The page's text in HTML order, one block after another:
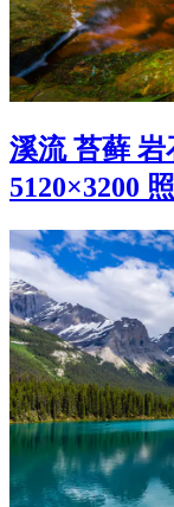
溪流 苔藓 岩
5120×3200